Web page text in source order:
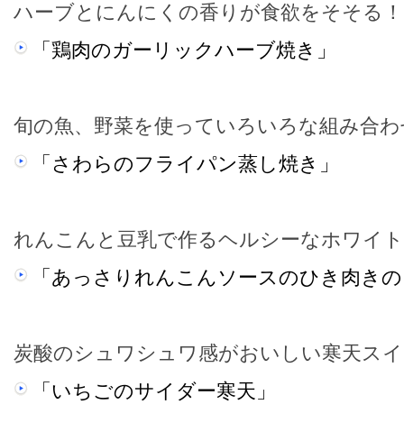
ハーブとにんにくの香りが食欲をそそる！
「鶏肉のガーリックハーブ焼き」
旬の魚、野菜を使っていろいろな組み合
「さわらのフライパン蒸し焼き」
れんこんと豆乳で作るヘルシーなホワイ
「あっさりれんこんソースのひき肉き
炭酸のシュワシュワ感がおいしい寒天ス
「いちごのサイダー寒天」